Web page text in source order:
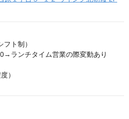
ト制）
ランチタイム営業の際変動あり
）